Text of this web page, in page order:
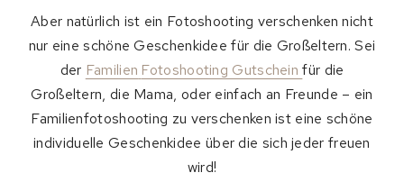
Aber natürlich ist ein Fotoshooting verschenken nicht
nur eine schöne Geschenkidee für die Großeltern. Sei
der Familien Fotoshooting Gutscheinfür die
Großeltern, die Mama, oder einfach an Freunde – ein
Familienfotoshooting zu verschenken ist eine schöne
individuelle Geschenkidee über die sich jeder freuen
wird!